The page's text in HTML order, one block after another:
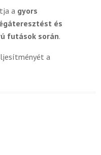
a gyors
és
futások során.
a